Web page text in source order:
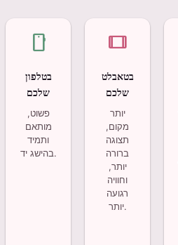
smartphone
בטלפון
שלכם
פשוט,
מותאם
ותמיד
בהישג יד.
tablet
בטאבלט
שלכם
יותר
מקום,
תצוגה
ברורה
יותר,
וחוויה
רגועה
יותר.